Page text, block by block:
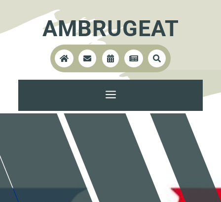
AMBRUGEAT
    
a